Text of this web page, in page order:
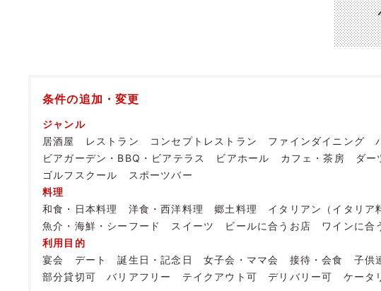
条件の追加・変更
ジャンル
居酒屋
レストラン コンセプトレストラン ファインダイニング
ビアガーデン・BBQ・ビアテラス
ビアホール カフェ・茶房 ダー
ゴルフスクール
スポーツバー
料理
和食・日本料理
洋食・西洋料理 郷土料理 イタリアン（イタリア
魚介・海鮮・シーフード
スイーツ ビールに合うお店 ワインに合
利用目的
宴会
デート 誕生日・記念日 女子会・ママ会 接待・会食 子供
部分貸切可
バリアフリー テイクアウト可 デリバリー可 ケータ